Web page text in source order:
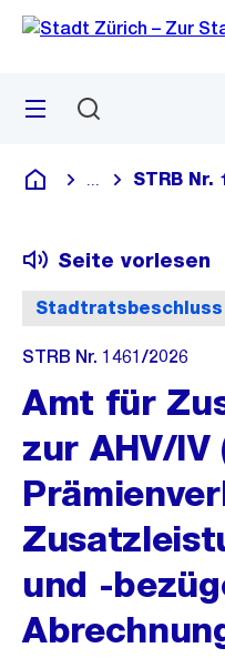
Navigation
Sprunglink
Menü
Deutsch
Blende alle
STRB Nr.
Stadtratsbeschluss
Seite vorlesen
STRB Nr. 1461/2026
Amt für
zur AHV/IV
und -